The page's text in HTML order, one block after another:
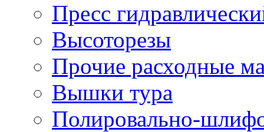
Пресс
Высоторезы
Прочие расходные
Вышки тура
Полировально-